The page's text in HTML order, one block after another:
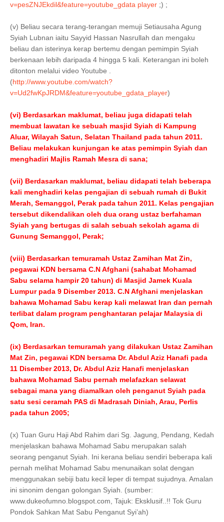
v=pesZNJEkdil&feature=youtube_gdata player ;) ;
(v) Beliau secara terang-terangan memuji Setiausaha Agung
Syiah Lubnan iaitu Sayyid Hassan Nasrullah dan mengaku
beliau dan isterinya kerap bertemu dengan pemimpin Syiah
berkenaan lebih daripada 4 hingga 5 kali. Keterangan ini boleh
ditonton melalui video Youtube .
(http://www.youtube.com/watch?
v=Ud2fwKpJRDM&feature=youtube_gdata_player)
(vi) Berdasarkan maklumat, beliau juga didapati telah
membuat lawatan ke sebuah masjid Syiah di Kampung
Aluar, Wilayah Satun, Selatan Thailand pada tahun 2011.
Beliau melakukan kunjungan ke atas pemimpin Syiah dan
menghadiri Majlis Ramah Mesra di sana;
(vii) Berdasarkan maklumat, beliau didapati telah beberapa
kali menghadiri kelas pengajian di sebuah rumah di Bukit
Merah, Semanggol, Perak pada tahun 2011. Kelas pengajian
tersebut dikendalikan oleh dua orang ustaz berfahaman
Syiah yang bertugas di salah sebuah sekolah agama di
Gunung Semanggol, Perak;
(viii) Berdasarkan temuramah Ustaz Zamihan Mat Zin,
pegawai KDN bersama C.N Afghani (sahabat Mohamad
Sabu selama hampir 20 tahun) di Masjid Jamek Kuala
Lumpur pada 9 Disember 2013. C.N Afghani menjelaskan
bahawa Mohamad Sabu kerap kali melawat Iran dan pernah
terlibat dalam program penghantaran pelajar Malaysia di
Qom, Iran.
(ix) Berdasarkan temuramah yang dilakukan Ustaz Zamihan
Mat Zin, pegawai KDN bersama Dr. Abdul Aziz Hanafi pada
11 Disember 2013, Dr. Abdul Aziz Hanafi menjelaskan
bahawa Mohamad Sabu pernah melafazkan selawat
sebagai mana yang diamalkan oleh penganut Syiah pada
satu sesi ceramah PAS di Madrasah Diniah, Arau, Perlis
pada tahun 2005;
(x) Tuan Guru Haji Abd Rahim dari Sg. Jagung, Pendang, Kedah
menjelaskan bahawa Mohamad Sabu merupakan salah
seorang penganut Syiah. Ini kerana beliau sendiri beberapa kali
pernah melihat Mohamad Sabu menunaikan solat dengan
menggunakan sebiji batu kecil leper di tempat sujudnya. Amalan
ini sinonim dengan golongan Syiah. (sumber:
www.dukeofumno.blogspot.com, Tajuk: Eksklusif..!! Tok Guru
Pondok Sahkan Mat Sabu Penganut Syi’ah)